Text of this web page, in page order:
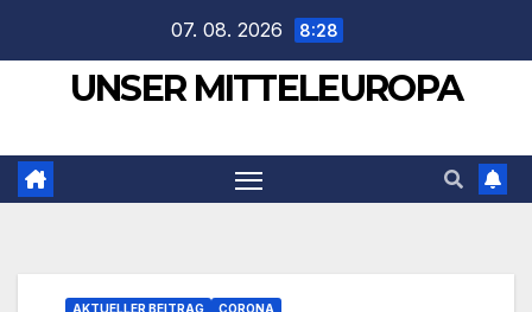
springen
07. 08. 2026 8:28
UNSER MITTELEUROPA
AKTUELLER BEITRAG CORONA